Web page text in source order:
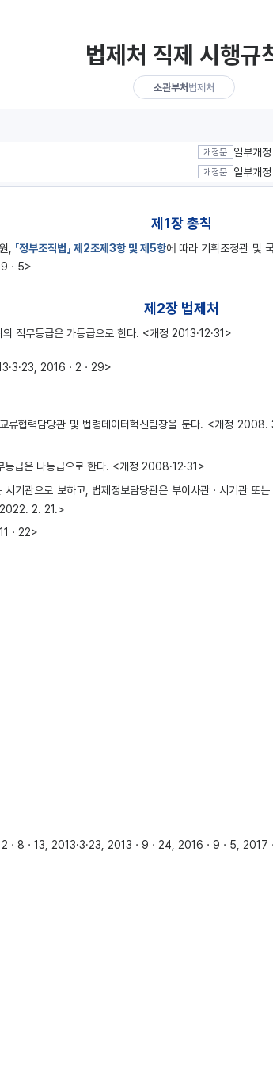
법제처 직제 시행규
소관부처법제처
개정문 일부개
개정문 일부개
제1장 총칙
, 「정부조직법」 제2조제3항 및 제5항에 따라 기획조정관 및
9ㆍ5>
제2장 법제처
직무등급은 가등급으로 한다. <개정 2013·12·31>
2016ㆍ2ㆍ29>
제교류협력담당관 및 법령데이터혁신팀장을 둔다. <
등급은 나등급으로 한다. <개정 2008·12·31>
기관으로 보하고, 법제정보담당관은 부이사관ㆍ서기관 또
2. 21.>
ㆍ22>
ㆍ8ㆍ13, 2013·3·23, 2013ㆍ9ㆍ24, 2016ㆍ9ㆍ5,